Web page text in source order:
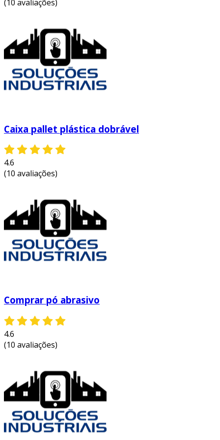
(10 avaliações)
Caixa pallet plástica dobrável
4.6
(10 avaliações)
Comprar pó abrasivo
4.6
(10 avaliações)